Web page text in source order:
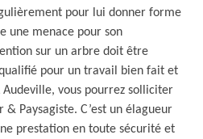
pour lui donner forme
une menace pour son
sur un arbre doit être
pour un travail bien fait et
vous pourrez solliciter
& Paysagiste. C’est un élagueur
prestation en toute sécurité et